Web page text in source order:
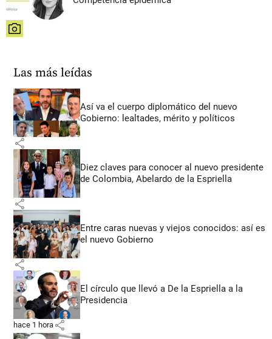
share
Las más leídas
Así va el cuerpo diplomático del nuevo
Gobierno: lealtades, mérito y políticos
share
Diez claves para conocer al nuevo presidente
de Colombia, Abelardo de la Espriella
share
Entre caras nuevas y viejos conocidos: así es
el nuevo Gobierno
share
El círculo que llevó a De la Espriella a la
Presidencia
hace 1 hora share